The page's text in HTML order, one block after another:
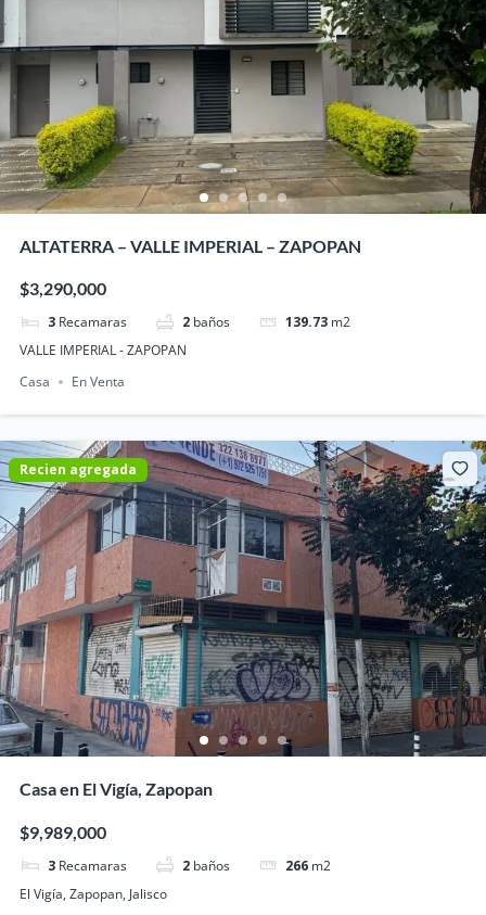
ALTATERRA – VALLE IMPERIAL – ZAPOPAN
$3,290,000
3 Recamaras 2 baños 139.73 m2
VALLE IMPERIAL - ZAPOPAN
Casa
En Venta
Recien agregada
Casa en El Vigía, Zapopan
$9,989,000
3 Recamaras 2 baños 266 m2
El Vigía, Zapopan, Jalisco